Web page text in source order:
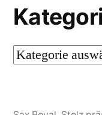
Kategorien